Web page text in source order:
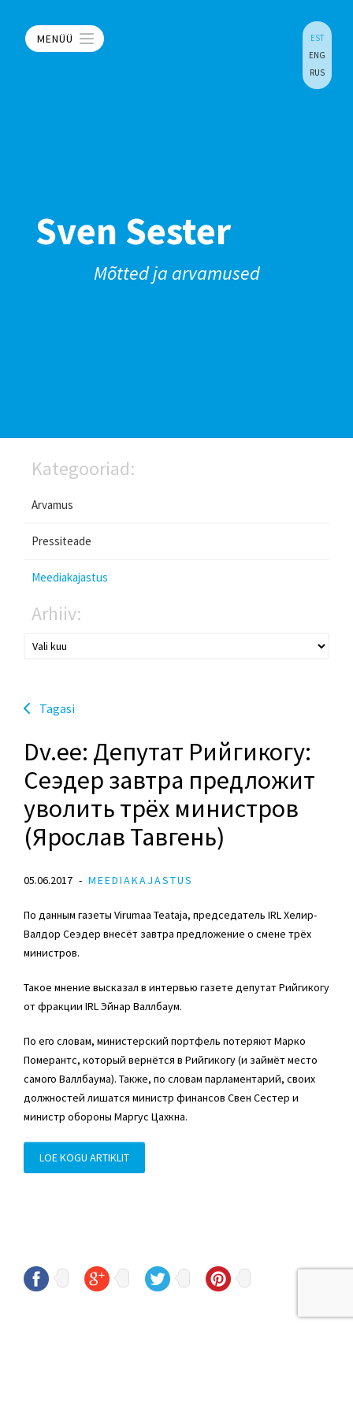
MENÜÜ
EST
ENG
RUS
Sven Sester
Mõtted ja arvamused
Kategooriad:
Arvamus
Pressiteade
Meediakajastus
Arhiiv:
Tagasi
Dv.ee: Депутат Рийгикогу:
Сеэдер завтра предложит
уволить трёх министров
(Ярослав Тавгень)
05.06.2017 MEEDIAKAJASTUS
По данным газеты Virumaa Teataja, председатель IRL Хелир-
Валдор Сеэдер внесёт завтра предложение о смене трёх
министров.
Такое мнение высказал в интервью газете депутат Рийгикогу
от фракции IRL Эйнар Валлбаум.
По его словам, министерский портфель потеряют Марко
Померантс, который вернётся в Рийгикогу (и займёт место
самого Валлбаума). Также, по словам парламентарий, своих
должностей лишатся министр финансов Свен Сестер и
министр обороны Маргус Цахкна.
LOE KOGU ARTIKLIT